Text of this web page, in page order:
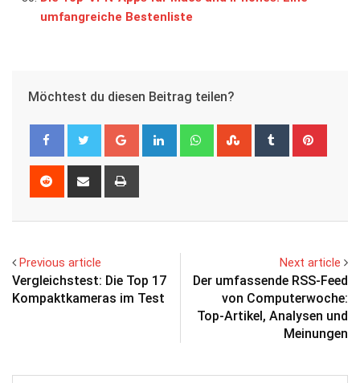
umfangreiche Bestenliste
Möchtest du diesen Beitrag teilen?
Google+ LinkedIn WhatsappStumbleUpon
Tumblr
Reddit
Share
Previous article
Vergleichstest: Die Top 17
Kompaktkameras im Test
Next article
Der umfassende RSS-Feed
von Computerwoche:
Top-Artikel, Analysen und
Meinungen